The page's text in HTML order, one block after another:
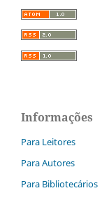
Informações
Para Leitores
Para Autores
Para Bibliotecários